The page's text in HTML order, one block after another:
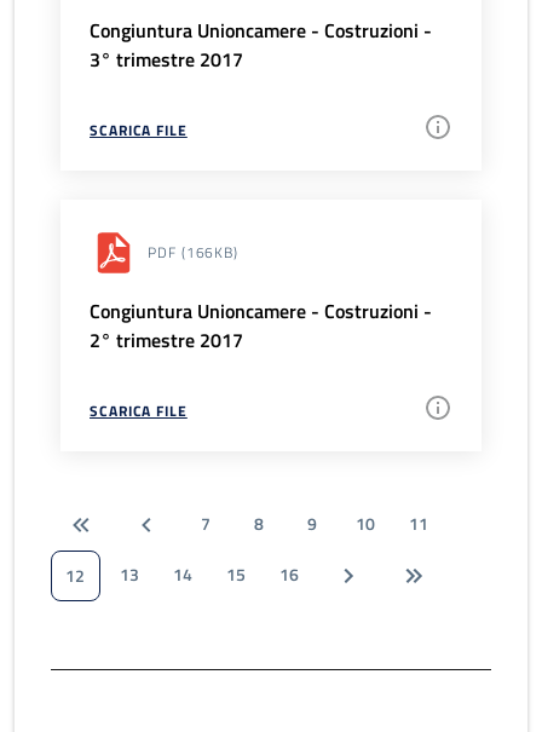
Congiuntura Unioncamere - Costruzioni -
3° trimestre 2017
SCARICA FILE
PDF (166KB)
Congiuntura Unioncamere - Costruzioni -
2° trimestre 2017
SCARICA FILE
7 8 9 10
11
12
13 14 15 16